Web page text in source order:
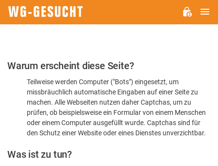
Bitte
dass
sind
Warum erscheint diese Seite?
Teilweise werden Computer ("Bots") eingesetzt, um
missbräuchlich automatische Eingaben auf einer Seite zu
machen. Alle Webseiten nutzen daher Captchas, um zu
prüfen, ob beispielsweise ein Formular von einem Menschen
oder einem Computer ausgefüllt wurde. Captchas sind für
den Schutz einer Website oder eines Dienstes unverzichtbar.
Was ist zu tun?